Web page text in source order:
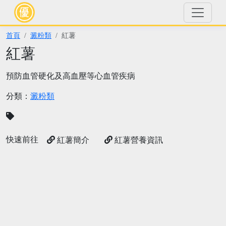
首頁 澱粉類 紅薯
紅薯
預防血管硬化及高血壓等心血管疾病
分類： 澱粉類
快速前往 紅薯簡介 紅薯營養資訊